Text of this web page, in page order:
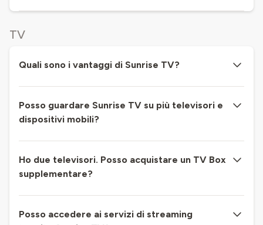
TV
Quali sono i vantaggi di Sunrise TV?
Posso guardare Sunrise TV su più televisori e
dispositivi mobili?
Ho due televisori. Posso acquistare un TV Box
supplementare?
Posso accedere ai servizi di streaming